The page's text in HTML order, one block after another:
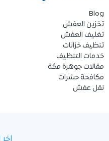
Blog
تخزين العفش
تغليف العفش
تنظيف خزانات
خدمات التنظيف
مقالات جوهرة مكة
مكافحة حشرات
نقل عفش
اخر